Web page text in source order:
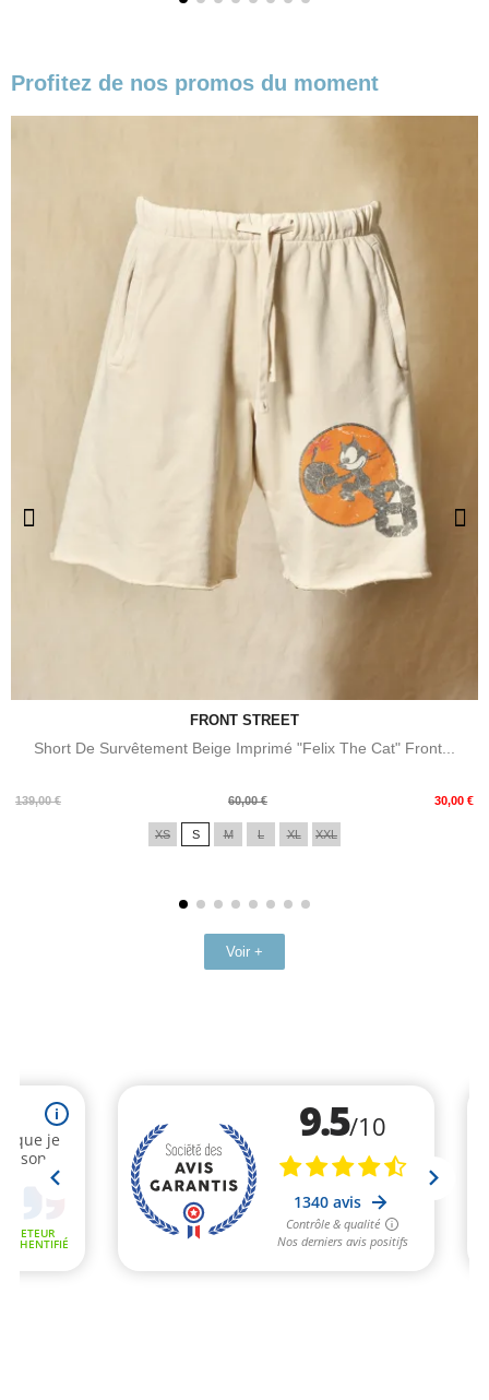
Profitez de nos promos du moment
FRONT STREET
Short De Survêtement Beige Imprimé "Felix The Cat" Front...
139,00 €
Prix
60,00 € 30,00 €
Prix
XS S M L XL XXL
Voir +